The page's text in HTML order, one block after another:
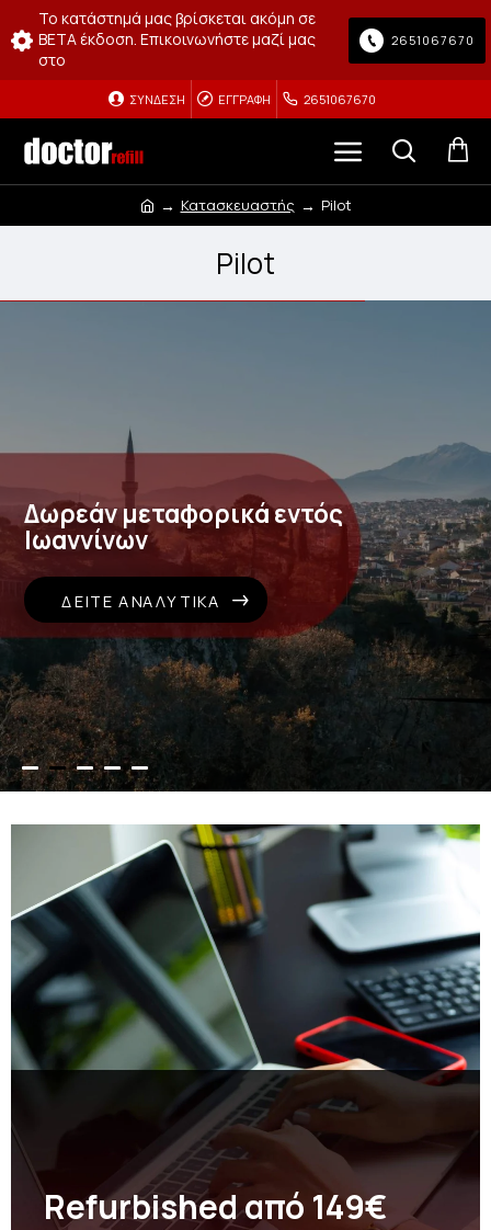
Το κατάστημά μας βρίσκεται ακόμη σε
BETA έκδοση. Επικοινωνήστε μαζί μας
στο
2651067670
ΣΎΝΔΕΣΗ ΕΓΓΡΑΦΉ 2651067670
Κατασκευαστής Pilot
Pilot
Δωρεάν μεταφορικά εντός
Ιωαννίνων
ΔΕΊΤΕ ΑΝΑΛΥΤΙΚΆ
Refurbished από 149€